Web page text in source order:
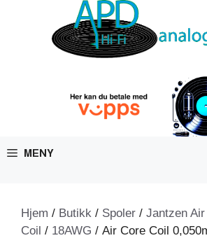
MENY
Hjem / Butikk / Spoler / Jantzen
Coil / 18AWG / Air Core Coil